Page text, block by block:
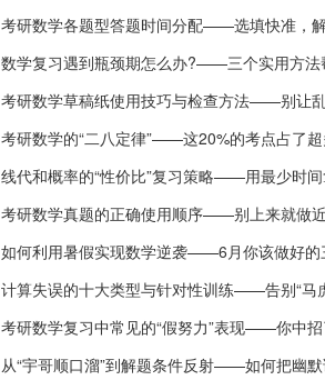
考研数学各题型答题时间分配——选填快准，
数学复习遇到瓶颈期怎么办?——三个实用方法
考研数学草稿纸使用技巧与检查方法——别让
考研数学的“二八定律”——这20%的考点占了
线代和概率的“性价比”复习策略——用最少时
考研数学真题的正确使用顺序——别上来就做
如何利用暑假实现数学逆袭——6月你该做好的
计算失误的十大类型与针对性训练——告别“马
考研数学复习中常见的“假努力”表现——你中
从“宇哥顺口溜”到解题条件反射——如何把幽